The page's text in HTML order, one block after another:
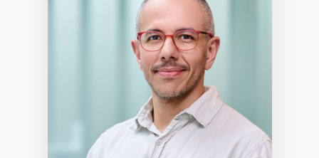
Conciliation travail-vie personnelle
Gestion des ressources humaines
(attraction et fidélisation de la main-
Responsabilité sociale des organisations
Interventions organisationnelles
Comportement organisationnel
(mobilisation au travail)
Recherche qualitative
Éthique des affaires